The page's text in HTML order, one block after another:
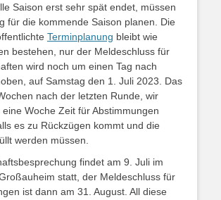
Saison erst sehr spät endet, müssen
für die kommende Saison planen. Die
Terminplanung bleibt wie
bestehen, nur der Meldeschluss für
wird noch um einen Tag nach
auf Samstag den 1. Juli 2023. Das
nach der letzten Runde, wir
Woche Zeit für Abstimmungen
es zu Rückzügen kommt und die
werden müssen.
findet am 9. Juli im
statt, der Meldeschluss für
ist dann am 31. August. All diese